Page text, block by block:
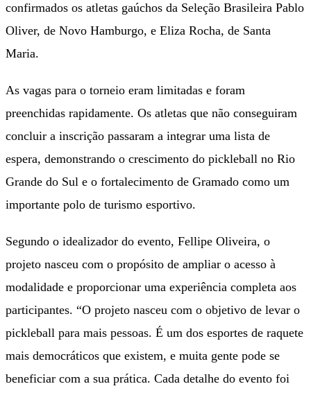
confirmados os atletas gaúchos da Seleção Brasileira Pablo
Oliver, de Novo Hamburgo, e Eliza Rocha, de Santa
Maria.
As vagas para o torneio eram limitadas e foram
preenchidas rapidamente. Os atletas que não conseguiram
concluir a inscrição passaram a integrar uma lista de
espera, demonstrando o crescimento do pickleball no Rio
Grande do Sul e o fortalecimento de Gramado como um
importante polo de turismo esportivo.
Segundo o idealizador do evento, Fellipe Oliveira, o
projeto nasceu com o propósito de ampliar o acesso à
modalidade e proporcionar uma experiência completa aos
participantes. “O projeto nasceu com o objetivo de levar o
pickleball para mais pessoas. É um dos esportes de raquete
mais democráticos que existem, e muita gente pode se
beneficiar com a sua prática. Cada detalhe do evento foi